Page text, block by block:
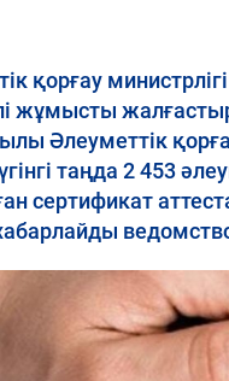
қорғау
жұмысты
жылы Әлеуметтік
таңда 2 453
сертификат
хабарлайды